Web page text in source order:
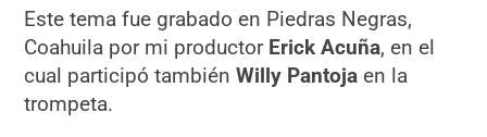
Este tema fue grabado en Piedras Negras,
Coahuila por mi productor Erick Acuña, en el
cual participó tambiénWilly Pantoja en la
trompeta.